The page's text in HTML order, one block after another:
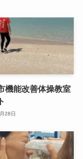
機能改善体操教室
28日